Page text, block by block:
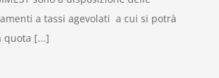
a tassi agevolati a cui si potrà
quota [...]